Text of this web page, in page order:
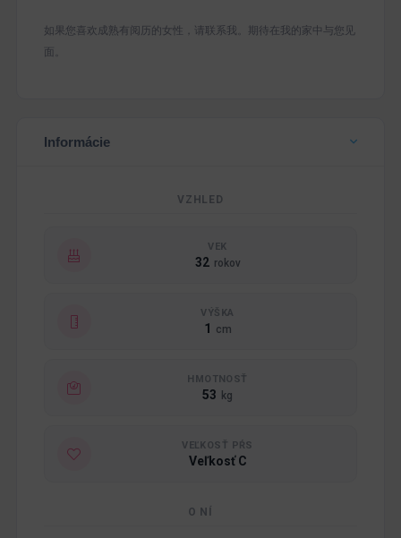
如果您喜欢成熟有阅历的女性，请联系我。期待在我的家中与您见
面。
Informácie
VZHLED
VEK
32 rokov
VÝŠKA
1 cm
HMOTNOSŤ
53 kg
VEĽKOSŤ PŔS
Veľkosť C
O NÍ